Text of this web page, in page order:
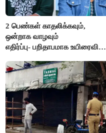
2 பெண்கள் காதலிக்கவும்,
ஒன்றாக வாழவும்
எதிர்ப்பு- பறிதாபமாக உயிரைவிட்ட